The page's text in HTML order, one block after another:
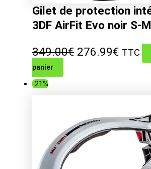
Gilet de protection
3DF AirFit Evo noir S-M
349.00€ Le
349.00€.
276.99€Le
TTC
panier
-21%